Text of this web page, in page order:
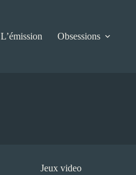
L’émission Obsessions
Jeux video